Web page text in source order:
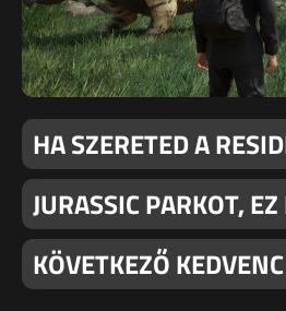
HA SZERETED A
JURASSIC PARKOT,
KÖVETKEZŐ